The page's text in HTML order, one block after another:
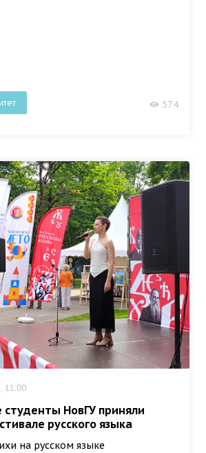
574
11:00
НовГУ приняли
русского языка
на русском языке